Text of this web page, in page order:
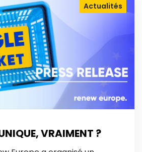
Actualités
VRAIMENT ?